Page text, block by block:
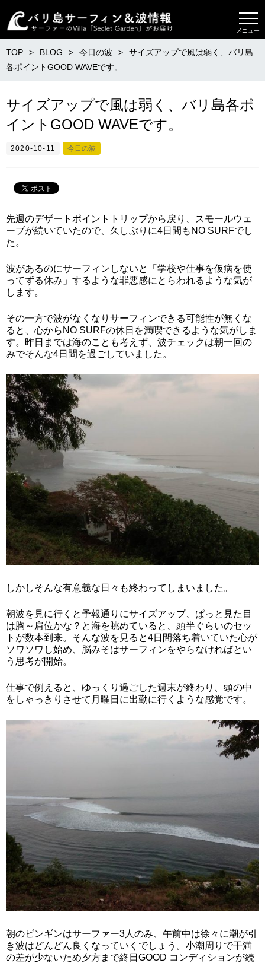
メニュー
TOP BLOG 今日の波
サイズアップで風は弱く、バリ島
各ポイントGOOD WAVEです。
サイズアップで風は弱く、バリ島各ポ
イントGOOD WAVEです。
2020-10-11 今日の波
先週のデザートポイントトリップから戻り、スモールウェ
ーブが続いていたので、久しぶりに4日間もNO SURFでし
た。
波があるのにサーフィンしないと「学校や仕事を仮病を使
ってずる休み」するような罪悪感にとらわれるような気が
します。
その一方で波がなくなりサーフィンできる可能性が無くな
ると、心からNO SURFの休日を満喫できるような気がしま
す。昨日までは海のことも考えず、波チェックは朝一回の
みでそんな4日間を過ごしていました。
しかしそんな有意義な日々も終わってしまいました。
朝波を見に行くと予報通りにサイズアップ、ぱっと見た目
は胸～肩位かな？と海を眺めていると、頭半ぐらいのセッ
トが数本到来。そんな波を見ると4日間落ち着いていた心が
ソワソワし始め、脳みそはサーフィンをやらなければとい
う思考が開始。
仕事で例えると、ゆっくり過ごした週末が終わり、頭の中
をしゃっきりさせて月曜日に出勤に行くような感覚です。
朝のビンギンはサーファー3人のみ、午前中は徐々に潮が引
き波はどんどん良くなっていくでしょう。小潮周りで干満
の差が少ないため夕方まで終日GOOD コンディションが続